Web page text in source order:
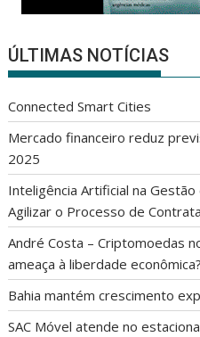
ÚLTIMAS NOTÍCIAS
Connected Smart Cities
Mercado financeiro reduz
2025
Inteligência Artificial na
Agilizar o Processo de
André Costa – Criptomoedas
ameaça à liberdade econômica?
Bahia mantém crescimento
SAC Móvel atende no